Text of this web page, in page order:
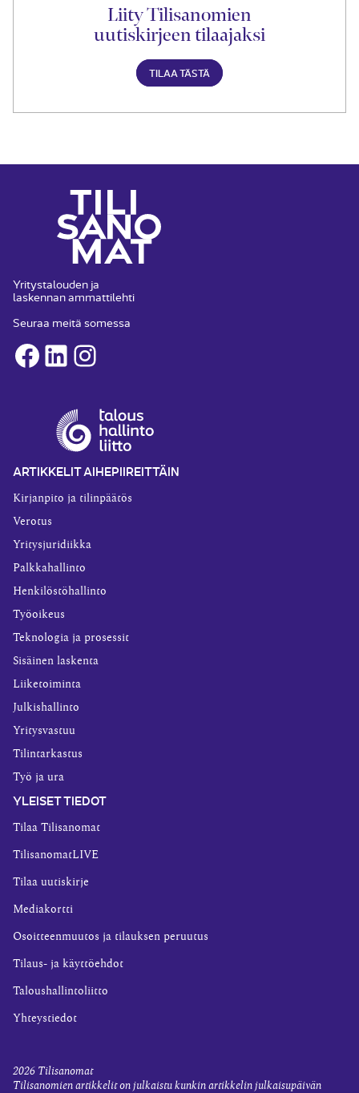
Liity Tilisanomien
uutiskirjeen tilaajaksi
TILAA TÄSTÄ
Yritystalouden ja
laskennan ammattilehti
Seuraa meitä somessa
Facebook
LinkedInInstagram
ARTIKKELIT AIHEPIIREITTÄIN
Kirjanpito ja tilinpäätös
Verotus
Yritysjuridiikka
Palkkahallinto
Henkilöstöhallinto
Työoikeus
Teknologia ja prosessit
Sisäinen laskenta
Liiketoiminta
Julkishallinto
Yritysvastuu
Tilintarkastus
Työ ja ura
YLEISET TIEDOT
Tilaa Tilisanomat
TilisanomatLIVE
Tilaa uutiskirje
Mediakortti
Osoitteenmuutos ja tilauksen peruutus
Tilaus- ja käyttöehdot
Taloushallintoliitto
Yhteystiedot
2026 Tilisanomat
Tilisanomien artikkelit on julkaistu kunkin artikkelin julkaisupäivän